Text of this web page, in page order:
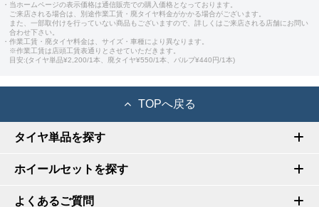
・当ホームページの表示価格は通信販売での購入価格となっております。
ご来店される場合は、別途作業工賃・廃タイヤ料金がかかる場合がございます。
また、一部取付けを行っていない商品もございますので、詳しくはご来店される店舗にお問い
合わせ下さい。
・作業工賃・廃タイヤ料金は、サイズ・車種により異なります。
※作業工賃は店頭工賃表通りとさせていただきます。
目安:(タイヤ単品¥2,200/1本、廃タイヤ¥550/1本、バルブ¥440円/1本)
TOPへ戻る
タイヤ単品を探す
ホイールセットを探す
よくあるご質問